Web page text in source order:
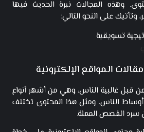
وهذه المجالات نبرة الحديث فيها
وتأتيك على النحو التالي:
من قبل غالبية الناس، وهي من أشهر أنواع
أوساط الناس. ومثل هذا المحتوى تختلف
سرد القصص المملة.